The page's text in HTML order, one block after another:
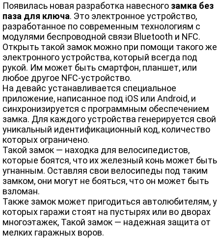
Появилась новая разработка навесного замка без
паза для ключа. Это электронное устройство,
разработанное по современным технологиям с
модулями беспроводной связи Bluetooth и NFC.
Открыть такой замок можно при помощи такого же
электронного устройства, который всегда под
рукой. Им может быть смартфон, планшет, или
любое другое NFC-устройство.
На девайс устанавливается специальное
приложение, написанное под iOS или Android, и
синхронизируется с программным обеспечением
замка. Для каждого устройства генерируется свой
уникальный идентификационный код, количество
которых ограничено.
Такой замок — находка для велосипедистов,
которые боятся, что их железный конь может быть
угнанным. Оставляя свои велосипеды под таким
замком, они могут не бояться, что он может быть
взломан.
Также замок может пригодиться автолюбителям, у
которых гаражи стоят на пустырях или во дворах
многоэтажек, Такой замок — надежная защита от
мелких гаражных воров.